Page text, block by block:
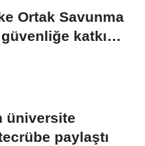
Ortak Savunma
katkı
üniversite
paylaştı